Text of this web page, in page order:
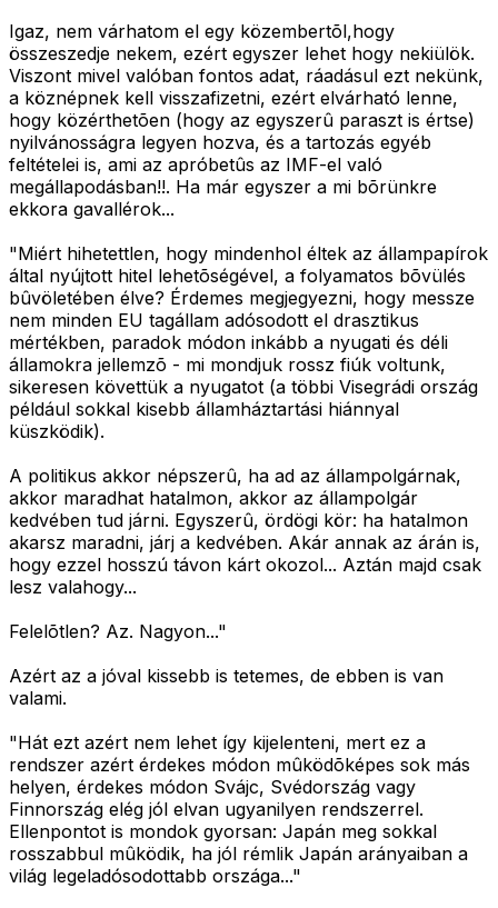
Igaz, nem várhatom el egy közembertõl,hogy
összeszedje nekem, ezért egyszer lehet hogy nekiülök.
Viszont mivel valóban fontos adat, ráadásul ezt nekünk,
a köznépnek kell visszafizetni, ezért elvárható lenne,
hogy közérthetõen (hogy az egyszerû paraszt is értse)
nyilvánosságra legyen hozva, és a tartozás egyéb
feltételei is, ami az apróbetûs az IMF-el való
megállapodásban!!. Ha már egyszer a mi bõrünkre
ekkora gavallérok...
"Miért hihetettlen, hogy mindenhol éltek az állampapírok
által nyújtott hitel lehetõségével, a folyamatos bõvülés
bûvöletében élve? Érdemes megjegyezni, hogy messze
nem minden EU tagállam adósodott el drasztikus
mértékben, paradok módon inkább a nyugati és déli
államokra jellemzõ - mi mondjuk rossz fiúk voltunk,
sikeresen követtük a nyugatot (a többi Visegrádi ország
például sokkal kisebb államháztartási hiánnyal
küszködik).
A politikus akkor népszerû, ha ad az állampolgárnak,
akkor maradhat hatalmon, akkor az állampolgár
kedvében tud járni. Egyszerû, ördögi kör: ha hatalmon
akarsz maradni, járj a kedvében. Akár annak az árán is,
hogy ezzel hosszú távon kárt okozol... Aztán majd csak
lesz valahogy...
Felelõtlen? Az. Nagyon..."
Azért az a jóval kissebb is tetemes, de ebben is van
valami.
"Hát ezt azért nem lehet így kijelenteni, mert ez a
rendszer azért érdekes módon mûködõképes sok más
helyen, érdekes módon Svájc, Svédország vagy
Finnország elég jól elvan ugyanilyen rendszerrel.
Ellenpontot is mondok gyorsan: Japán meg sokkal
rosszabbul mûködik, ha jól rémlik Japán arányaiban a
világ legeladósodottabb országa..."